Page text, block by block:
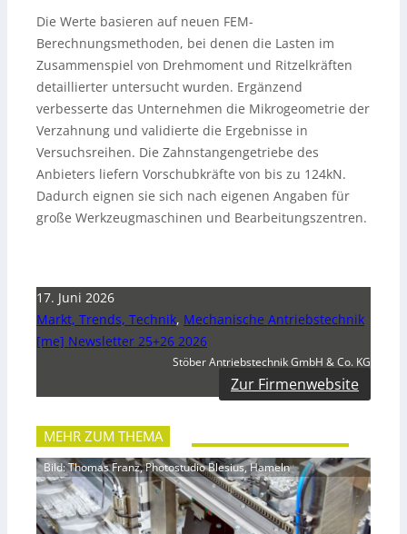
Die Werte basieren auf neuen FEM-
Berechnungsmethoden, bei denen die Lasten im
Zusammenspiel von Drehmoment und Ritzelkräften
detaillierter untersucht wurden. Ergänzend
verbesserte das Unternehmen die Mikrogeometrie der
Verzahnung und validierte die Ergebnisse in
Versuchsreihen. Die Zahnstangengetriebe des
Anbieters liefern Vorschubkräfte von bis zu 124kN.
Dadurch eignen sie sich nach eigenen Angaben für
große Werkzeugmaschinen und Bearbeitungszentren.
17. Juni 2026
Markt, Trends, Technik, Mechanische Antriebstechnik
[me] Newsletter 25+26 2026
Stöber Antriebstechnik GmbH & Co. KG
Zur Firmenwebsite
MEHR ZUM THEMA
Bild: Thomas Franz, Photostudio Blesius, Hameln